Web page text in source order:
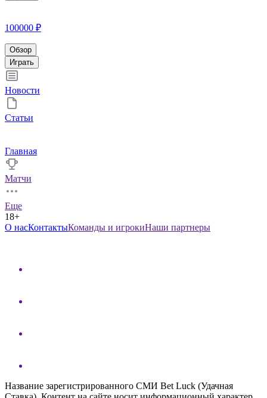
100000 ₽
Обзор
Играть
Новости
Статьи
Главная
Матчи
Еще
18+
О насКонтактыКоманды и игрокиНаши партнеры
Название зарегистрированного СМИ Bet Luck (Удачная